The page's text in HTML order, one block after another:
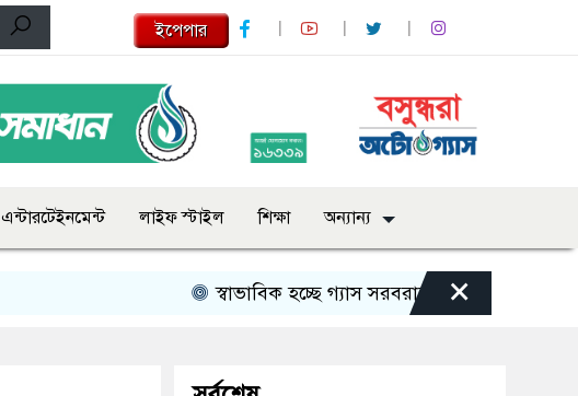
ইপেপার
এন্টারটেইনমেন্ট লাইফ স্টাইল শিক্ষা অন্যান্য
স্বাভাবিক হচ্ছে গ্যাস সরবরাহ, ধীরে ধীরে কমছে ভোগান্তিও
×